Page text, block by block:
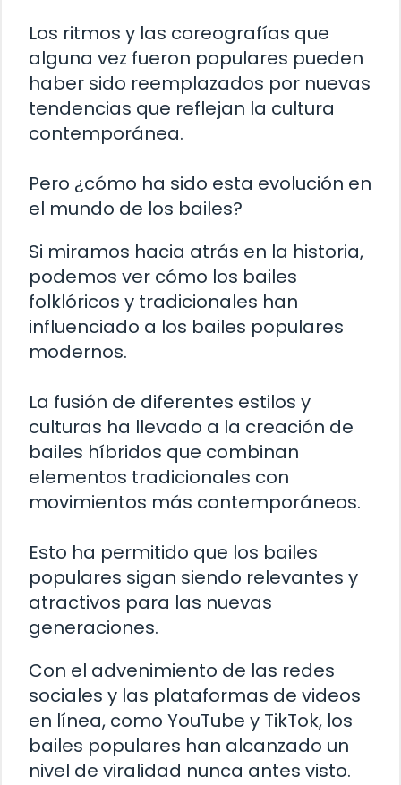
Los ritmos y las coreografías que
alguna vez fueron populares pueden
haber sido reemplazados por nuevas
tendencias que reflejan la cultura
contemporánea.
Pero ¿cómo ha sido esta evolución en
el mundo de los bailes?
Si miramos hacia atrás en la historia,
podemos ver cómo los bailes
folklóricos y tradicionales han
influenciado a los bailes populares
modernos.
La fusión de diferentes estilos y
culturas ha llevado a la creación de
bailes híbridos que combinan
elementos tradicionales con
movimientos más contemporáneos.
Esto ha permitido que los bailes
populares sigan siendo relevantes y
atractivos para las nuevas
generaciones.
Con el advenimiento de las redes
sociales y las plataformas de videos
en línea, como YouTube y TikTok, los
bailes populares han alcanzado un
nivel de viralidad nunca antes visto.